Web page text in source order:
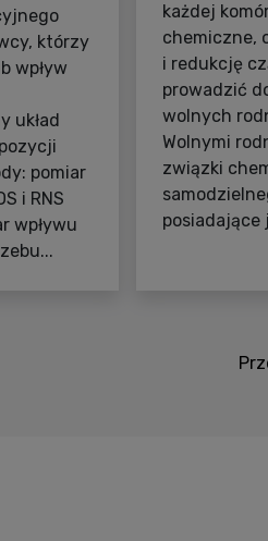
którzy
wpływ
układ
pomiar
i RNS
wpływu
każdej
chemiczne,
i redukcję
prowadzić
wolnych
Wolnymi
związki
posiadające